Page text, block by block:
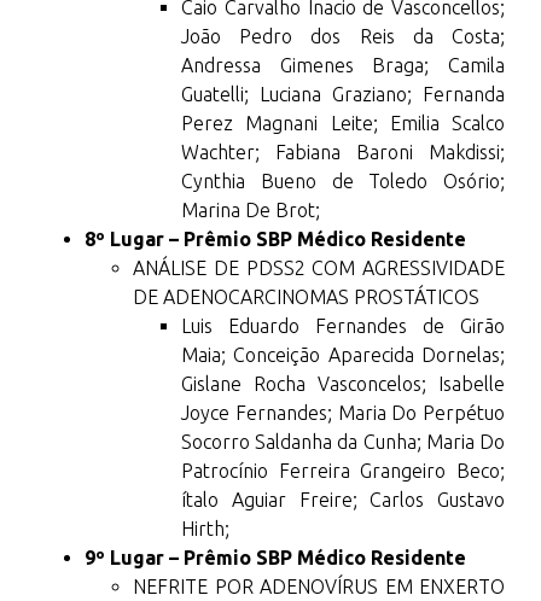
Caio Carvalho Inacio de Vasconcellos;
João Pedro dos Reis da Costa;
Andressa Gimenes Braga; Camila
Guatelli; Luciana Graziano; Fernanda
Perez Magnani Leite; Emilia Scalco
Wachter; Fabiana Baroni Makdissi;
Cynthia Bueno de Toledo Osório;
Marina De Brot;
8º Lugar – Prêmio SBP Médico Residente
ANÁLISE DE PDSS2 COM AGRESSIVIDADE
DE ADENOCARCINOMAS PROSTÁTICOS
Luis Eduardo Fernandes de Girão
Maia; Conceição Aparecida Dornelas;
Gislane Rocha Vasconcelos; Isabelle
Joyce Fernandes; Maria Do Perpétuo
Socorro Saldanha da Cunha; Maria Do
Patrocínio Ferreira Grangeiro Beco;
ítalo Aguiar Freire; Carlos Gustavo
Hirth;
9º Lugar – Prêmio SBP Médico Residente
NEFRITE POR ADENOVÍRUS EM ENXERTO